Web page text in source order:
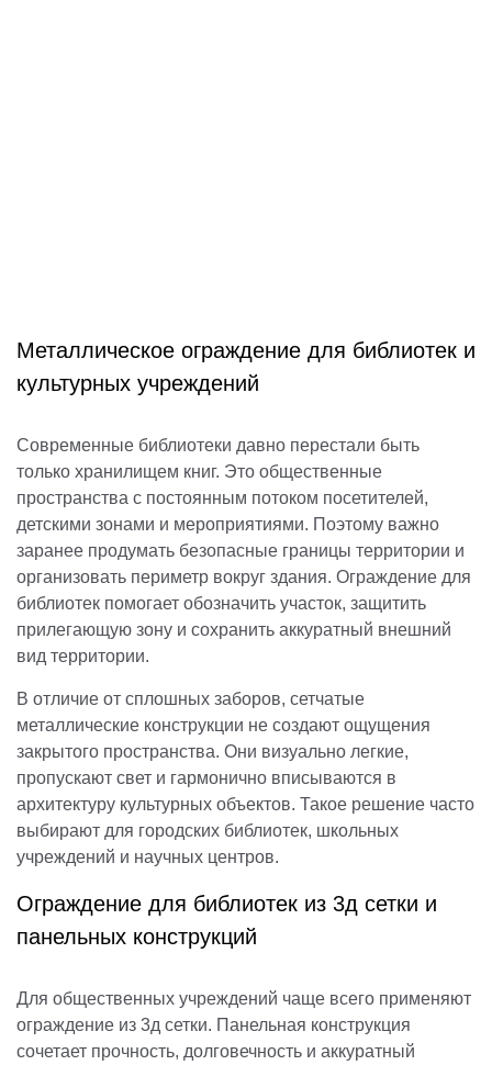
Металлическое ограждение для библиотек и
культурных учреждений
Современные библиотеки давно перестали быть
только хранилищем книг. Это общественные
пространства с постоянным потоком посетителей,
детскими зонами и мероприятиями. Поэтому важно
заранее продумать безопасные границы территории и
организовать периметр вокруг здания. Ограждение для
библиотек помогает обозначить участок, защитить
прилегающую зону и сохранить аккуратный внешний
вид территории.
В отличие от сплошных заборов, сетчатые
металлические конструкции не создают ощущения
закрытого пространства. Они визуально легкие,
пропускают свет и гармонично вписываются в
архитектуру культурных объектов. Такое решение часто
выбирают для городских библиотек, школьных
учреждений и научных центров.
Ограждение для библиотек из 3д сетки и
панельных конструкций
Для общественных учреждений чаще всего применяют
ограждение из 3д сетки. Панельная конструкция
сочетает прочность, долговечность и аккуратный